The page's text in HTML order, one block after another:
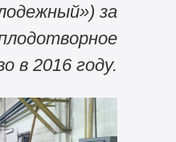
за
в 2016 году.